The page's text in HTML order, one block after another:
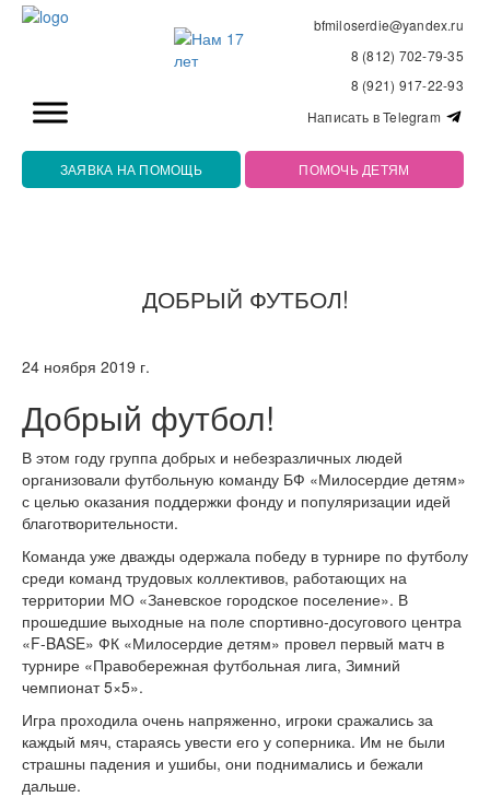
bfmiloserdie@yandex.ru
8 (812) 702-79-35
8 (921) 917-22-93
Написать в Telegram
ЗАЯВКА НА ПОМОЩЬ ПОМОЧЬ ДЕТЯМ
ДОБРЫЙ ФУТБОЛ!
24 ноября 2019 г.
Добрый футбол!
В этом году группа добрых и небезразличных людей
организовали футбольную команду БФ «Милосердие детям»
с целью оказания поддержки фонду и популяризации идей
благотворительности.
Команда уже дважды одержала победу в турнире по футболу
среди команд трудовых коллективов, работающих на
территории МО «Заневское городское поселение». В
прошедшие выходные на поле спортивно-досугового центра
«F-BASE» ФК «Милосердие детям» провел первый матч в
турнире «Правобережная футбольная лига, Зимний
чемпионат 5×5».
Игра проходила очень напряженно, игроки сражались за
каждый мяч, стараясь увести его у соперника. Им не были
страшны падения и ушибы, они поднимались и бежали
дальше.